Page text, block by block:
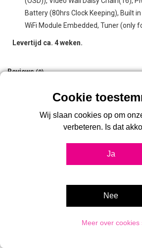
Battery (80hrs Clock Keeping), Built
WiFi Module Embedded, Tuner (only
Levertijd ca. 4 weken.
Reviews(0)
Gerelateerde producten
Wij slaan cookies op om
verbeteren. Is dat
Ja
Nee
Meer over cookies